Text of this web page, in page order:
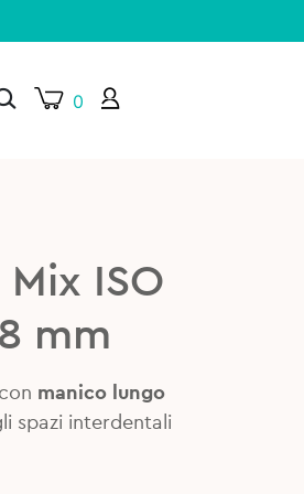
0
ISO
mm
manico lungo
spazi interdentali